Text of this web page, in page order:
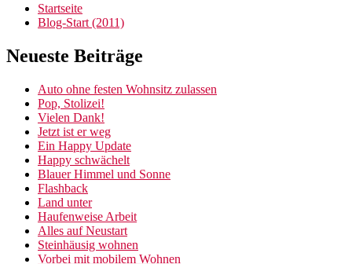
Startseite
Blog-Start (2011)
Neueste Beiträge
Auto ohne festen Wohnsitz zulassen
Pop, Stolizei!
Vielen Dank!
Jetzt ist er weg
Ein Happy Update
Happy schwächelt
Blauer Himmel und Sonne
Flashback
Land unter
Haufenweise Arbeit
Alles auf Neustart
Steinhäusig wohnen
Vorbei mit mobilem Wohnen